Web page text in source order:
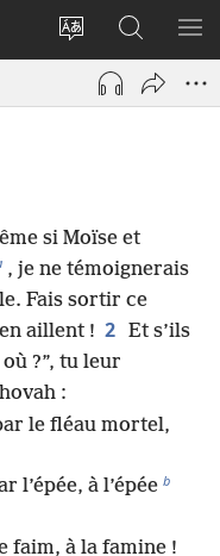
Changer
langue
Se
connecter
sur
JW.ORG
si Moïse et
, je ne témoignerais
Fais sortir ce
aillent ! 2 Et s’ils
?”, tu leur
:
le fléau mortel,
l’épée, à l’épée b
faim, à la famine !